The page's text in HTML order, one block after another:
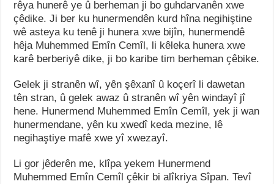
rêya hunerê ye û berheman ji bo guhdarvanên xwe
çêdike. Ji ber ku hunermendên kurd hîna negihiştine
wê asteya ku tenê ji hunera xwe bijîn, hunermendê
hêja Muhemmed Emîn Cemîl, li kêleka hunera xwe
karê berberiyê dike, ji bo karibe tim berheman çêbike.
Gelek ji stranên wî, yên şêxanî û koçerî li dawetan
tên stran, û gelek awaz û stranên wî yên windayî jî
hene. Hunermend Muhemmed Emîn Cemîl, yek ji wan
hunermendane, yên ku xwedî keda mezine, lê
negihaştiye mafê xwe yî xwezayî.
Li gor jêderên me, klîpa yekem Hunermend
Muhemmed Emîn Cemîl çêkir bi alîkriya Sîpan. Tevî